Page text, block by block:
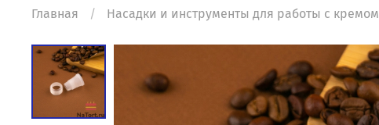
Главная Насадки и инструменты для работы с кремом